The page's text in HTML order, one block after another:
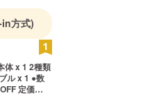
方式)
体 x 1 2種類
x 1 ●数
定価
円（税